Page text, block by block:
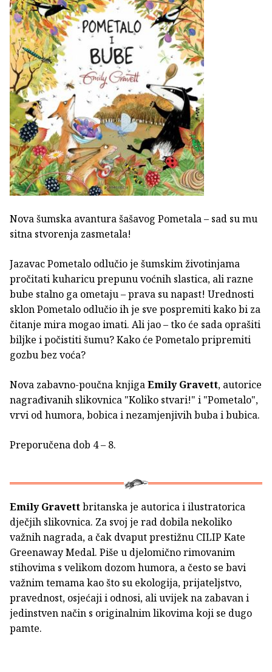
Nova šumska avantura šašavog Pometala – sad su mu
sitna stvorenja zasmetala!
Jazavac Pometalo odlučio je šumskim životinjama
pročitati kuharicu prepunu voćnih slastica, ali razne
bube stalno ga ometaju – prava su napast! Urednosti
sklon Pometalo odlučio ih je sve pospremiti kako bi za
čitanje mira mogao imati. Ali jao – tko će sada oprašiti
biljke i počistiti šumu? Kako će Pometalo pripremiti
gozbu bez voća?
Nova zabavno-poučna knjigaEmily Gravett, autorice
nagrađivanih slikovnica "Koliko stvari!" i "Pometalo",
vrvi od humora, bobica i nezamjenjivih buba i bubica.
Preporučena dob 4 – 8.
Emily Gravettbritanska je autorica i ilustratorica
dječjih slikovnica. Za svoj je rad dobila nekoliko
važnih nagrada, a čak dvaput prestižnu CILIP Kate
Greenaway Medal. Piše u djelomično rimovanim
stihovima s velikom dozom humora, a često se bavi
važnim temama kao što su ekologija, prijateljstvo,
pravednost, osjećaji i odnosi, ali uvijek na zabavan i
jedinstven način s originalnim likovima koji se dugo
pamte.